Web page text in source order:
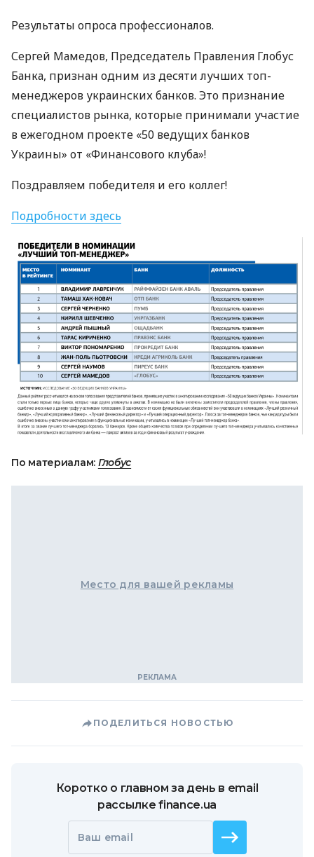
Результаты опроса профессионалов.
Сергей Мамедов, Председатель Правления Глобус
Банка, признан одним из десяти лучших топ-
менеджеров украинских банков. Это признание
специалистов рынка, которые принимали участие
в ежегодном проекте «50 ведущих банков
Украины» от «Финансового клуба»!
Поздравляем победителя и его коллег!
Подробности здесь
По материалам: Глобус
Место для вашей рекламы
ПОДЕЛИТЬСЯ НОВОСТЬЮ
Коротко о главном за день в email
рассылке finance.ua
Ваш email